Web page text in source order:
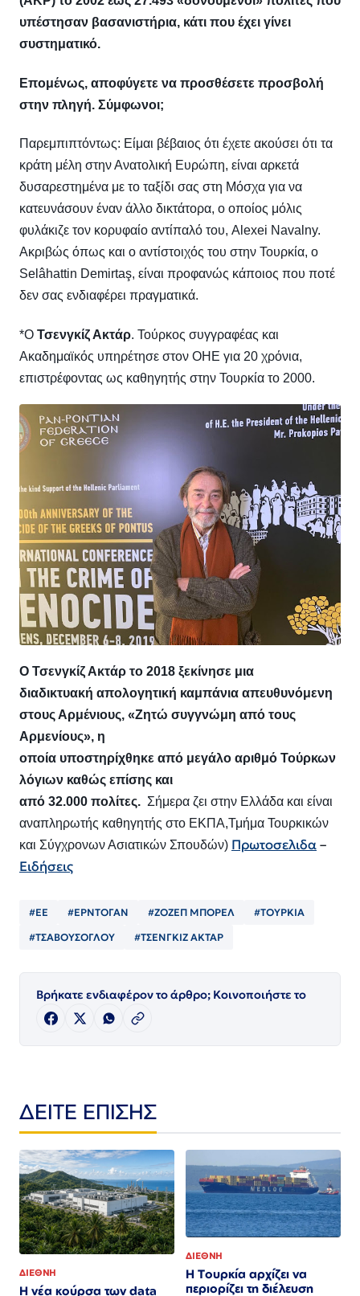
υπέστησαν βασανιστήρια, κάτι που έχει γίνει
συστηματικό.
Επομένως, αποφύγετε να προσθέσετε προσβολή
στην πληγή. Σύμφωνοι;
Παρεμπιπτόντως: Είμαι βέβαιος ότι έχετε ακούσει ότι τα
κράτη μέλη στην Ανατολική Ευρώπη, είναι αρκετά
δυσαρεστημένα με το ταξίδι σας στη Μόσχα για να
κατευνάσουν έναν άλλο δικτάτορα, ο οποίος μόλις
φυλάκιζε τον κορυφαίο αντίπαλό του, Alexei Navalny.
Ακριβώς όπως και ο αντίστοιχός του στην Τουρκία, ο
Selâhattin Demirtaş, είναι προφανώς κάποιος που ποτέ
δεν σας ενδιαφέρει πραγματικά.
*Ο Τσενγκίζ Ακτάρ. Τούρκος συγγραφέας και
Ακαδημαϊκός υπηρέτησε στον ΟΗΕ για 20 χρόνια,
επιστρέφοντας ως καθηγητής στην Τουρκία το 2000.
Ο Τσενγκίζ Ακτάρ το 2018 ξεκίνησε μια
διαδικτυακή απολογητική καμπάνια απευθυνόμενη
στους Αρμένιους, «Ζητώ συγγνώμη από τους
Αρμενίους», η
οποία υποστηρίχθηκε από μεγάλο αριθμό Τούρκων
λόγιων καθώς επίσης και
από 32.000 πολίτες. Σήμερα ζει στην Ελλάδα και είναι
αναπληρωτής καθηγητής στο ΕΚΠΑ,Τμήμα Τουρκικών
και Σύγχρονων Ασιατικών Σπουδών) Πρωτοσελιδα–
Ειδήσεις
#ΕΕ #ΕΡΝΤΟΓΑΝ #ΖΟΖΕΠ ΜΠΟΡΕΛ #ΤΟΥΡΚΙΑ
#ΤΣΑΒΟΥΣΟΓΛΟΥ #ΤΣΕΝΓΚΙΖ ΑΚΤΑΡ
Βρήκατε ενδιαφέρον το άρθρο; Κοινοποιήστε το
ΔΕΙΤΕ ΕΠΙΣΗΣ
ΔΙΕΘΝΗ
Η νέα κούρσα των data
ΔΙΕΘΝΗ
Η Τουρκία αρχίζει να
περιορίζει τη διέλευση